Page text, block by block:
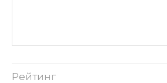
Рейтинг